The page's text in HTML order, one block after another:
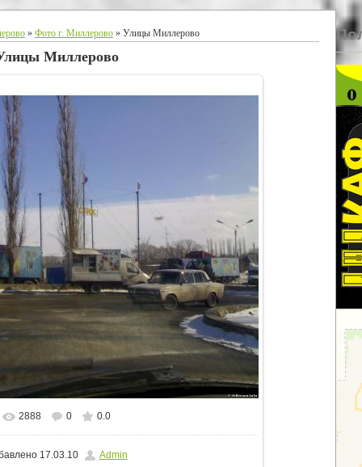
» Фото г. Миллерово » Улицы Миллерово
Миллерово
размере 1500x1125
2888 0 0.0
17.03.10 Admin